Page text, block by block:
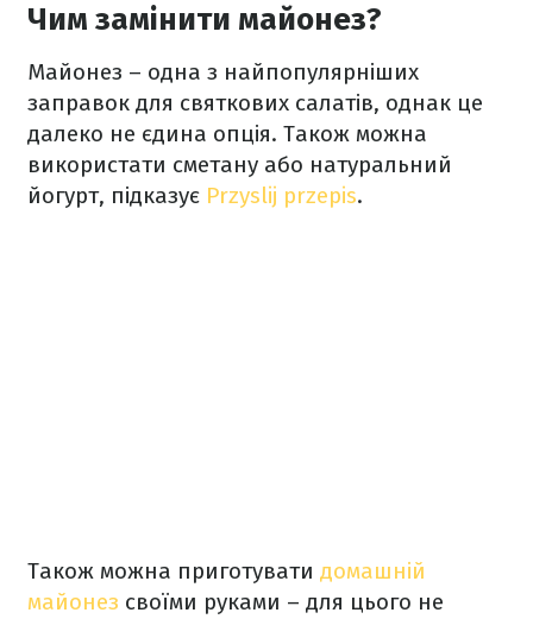
Чим замінити майонез?
Майонез – одна з найпопулярніших
заправок для святкових салатів, однак це
далеко не єдина опція. Також можна
використати сметану або натуральний
йогурт, підказує Przyslij przepis.
Також можна приготувати домашній
майонез своїми руками – для цього не